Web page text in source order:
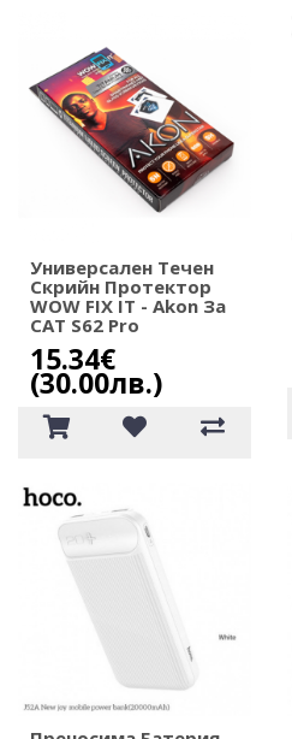
Универсален Течен
Скрийн Протектор
WOW FIX IT - Akon За
CAT S62 Pro
15.34€
(30.00лв.)